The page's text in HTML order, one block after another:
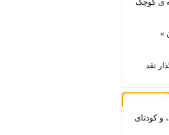
ی کوچک
»
نقد
کودتای